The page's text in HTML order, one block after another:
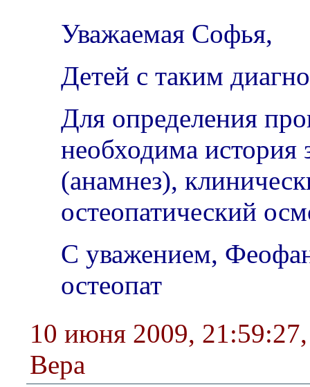
Уважаемая Софья,
Детей с таким
Для определения
необходима история
(анамнез),
остеопатический
С уважением,
остеопат
10 июня 2009, 21:59:27
Вера